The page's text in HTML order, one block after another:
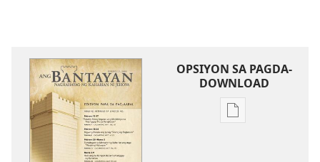
OPSIYON SA PAGDA-
DOWNLOAD
Opsiyon